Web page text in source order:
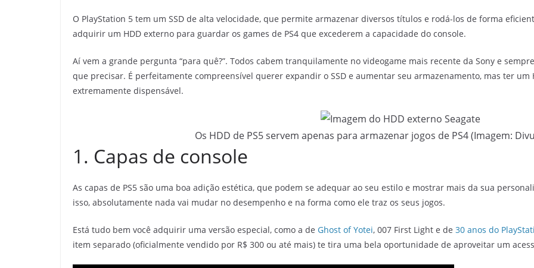
O PlayStation 5 tem um SSD de alta velocidade, que permite armazenar diversos títulos e rodá-los de forma
adquirir um HDD externo para guardar os games de PS4 que excederem a capacidade do console.
Aí vem a grande pergunta “para quê?”. Todos cabem tranquilamente no videogame mais recente da Sony e
que precisar. É perfeitamente compreensível querer expandir o SSD e aumentar seu armazenamento, mas ter um
extremamente dispensável.
Os HDD de PS5 servem apenas para armazenar jogos de PS4 (Imagem:
1. Capas de console
As capas de PS5 são uma boa adição estética, que podem se adequar ao seu estilo e mostrar mais da sua
isso, absolutamente nada vai mudar no desempenho e na forma como ele traz os seus jogos.
Está tudo bem você adquirir uma versão especial, como a de Ghost of Yotei, 007 First Light e de 30 anos do
item separado (oficialmente vendido por R$ 300 ou até mais) te tira uma bela oportunidade de aproveitar um